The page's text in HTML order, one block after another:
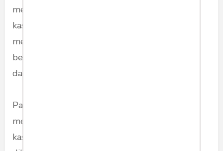
menukarkan uang hasil kejahatan dengan koin
kasino di negara-negara tertentu. Kemudian
mereka menunggu hingga jam operasi kasino
berakhir untuk kembali menukarkan koin ke
dalam bentuk uang tunai.
Para oknum kepala daerah tersebut akan
mendapat uang tunai plus tanda terima dari
kasino. Setelah itu, tumpukan uang tunai itu